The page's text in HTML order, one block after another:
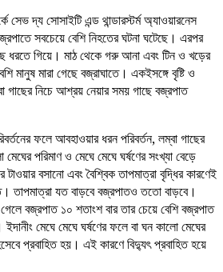
সেভ দ্য সোসাইটি এন্ড থান্ডারস্টর্ম অ্যাওয়ারনেস
সবচেয়ে বেশি নিহতের ঘটনা ঘটেছে। এরপর
ধরতে গিয়ে। মাঠ থেকে গরু আনা এবং টিন ও খড়ের
মানুষ মারা গেছে বজ্রাঘাতে। একইসঙ্গে বৃষ্টি ও
নিচে আশ্রয় নেয়ার সময় গাছে বজ্রপাত
ফলে আবহাওয়ার ধরন পরিবর্তন, লম্বা গাছের
পরিমাণ ও মেঘে মেঘে ঘর্ষণের সংখ্যা বেড়ে
বসানো এবং বৈশ্বিক তাপমাত্রা বৃদ্ধির কারণেই
তাপমাত্রা যত বাড়বে বজ্রপাতও ততো বাড়বে।
বজ্রপাত ১০ শতাংশ বার তার চেয়ে বেশি বজ্রপাত
মেঘে মেঘে ঘর্ষণের ফলে বা ঘন কালো মেঘের
প্রবাহিত হয়। এই কারণে বিদ্যুৎ প্রবাহিত হয়ে